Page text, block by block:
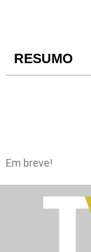
RESUMO
Em breve!